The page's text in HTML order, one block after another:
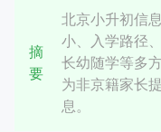
摘
要
北京小升初信
小、入学路径
长幼随学等多
为非京籍家长
息。